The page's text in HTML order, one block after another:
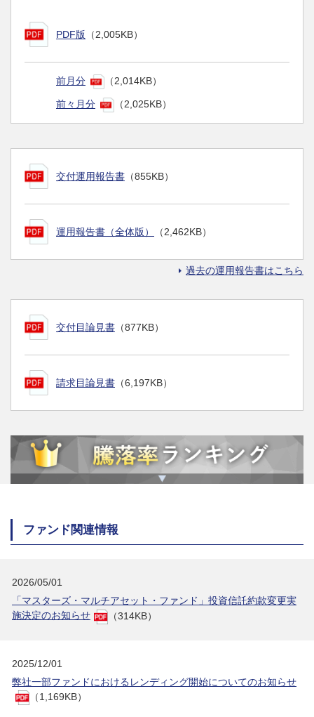
PDF版 （2,005KB）
前月分 （2,014KB）
前々月分 （2,025KB）
交付運用報告書 （855KB）
運用報告書（全体版） （2,462KB）
過去の運用報告書はこちら
交付目論見書 （877KB）
請求目論見書 （6,197KB）
ファンド関連情報
2026/05/01
「マスターズ・マルチアセット・ファンド」投資信託約款変更実
施決定のお知らせ
（314KB）
2025/12/01
弊社一部ファンドにおけるレンディング開始についてのお知らせ
（1,169KB）